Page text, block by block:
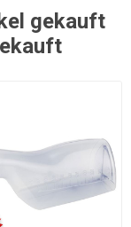
gekauft